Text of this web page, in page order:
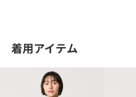
着用アイテム